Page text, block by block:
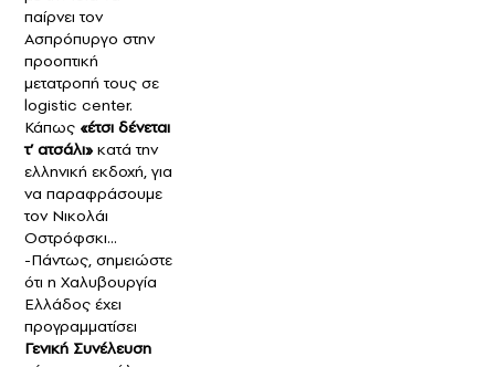
παίρνει τον
Ασπρόπυργο στην
προοπτική
μετατροπή τους σε
logistic center.
Κάπως «έτσι δένεται
τ’ ατσάλι» κατά την
ελληνική εκδοχή, για
να παραφράσουμε
τον Νικολάι
Οστρόφσκι…
-Πάντως, σημειώστε
ότι η Χαλυβουργία
Ελλάδος έχει
προγραμματίσει
Γενική Συνέλευση